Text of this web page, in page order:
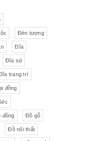
Đèn tượng
Đĩa
Đĩa sứ
trang trí
đồng
đồng Đồ gỗ
Đồ nội thất